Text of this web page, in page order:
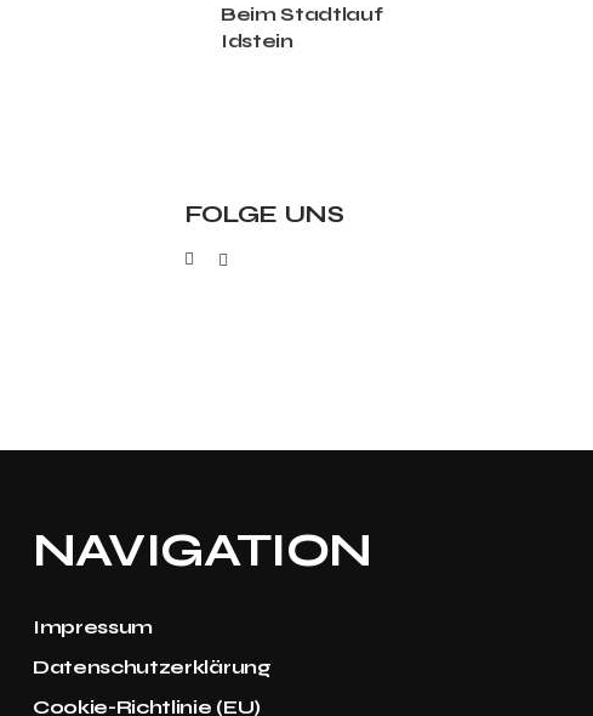
Beim Stadtlauf
Idstein
FOLGE UNS
NAVIGATION
Impressum
Datenschutzerklärung
Cookie-Richtlinie (EU)